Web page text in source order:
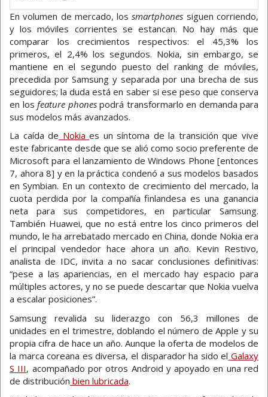
En volumen de mercado, lossmartphones siguen corriendo,
y los móviles corrientes se estancan. No hay más que
comparar los crecimientos respectivos: el 45,3% los
primeros, el 2,4% los segundos. Nokia, sin embargo, se
mantiene en el segundo puesto del ranking de móviles,
precedida por Samsung y separada por una brecha de sus
seguidores; la duda está en saber si ese peso que conserva
en los feature phonespodrá transformarlo en demanda para
sus modelos más avanzados.
La caída de Nokiaes un síntoma de la transición que vive
este fabricante desde que se alió como socio preferente de
Microsoft para el lanzamiento de Windows Phone [entonces
7, ahora 8] y en la práctica condenó a sus modelos basados
en Symbian. En un contexto de crecimiento del mercado, la
cuota perdida por la compañía finlandesa es una ganancia
neta para sus competidores, en particular Samsung.
También Huawei, que no está entre los cinco primeros del
mundo, le ha arrebatado mercado en China, donde Nokia era
el principal vendedor hace ahora un año. Kevin Restivo,
analista de IDC, invita a no sacar conclusiones definitivas:
“pese a las apariencias, en el mercado hay espacio para
múltiples actores, y no se puede descartar que Nokia vuelva
a escalar posiciones”.
Samsung revalida su liderazgo con 56,3 millones de
unidades en el trimestre, doblando el número de Apple y su
propia cifra de hace un año. Aunque la oferta de modelos de
la marca coreana es diversa, el disparador ha sido el Galaxy
S III, acompañado por otros Android y apoyado en una red
de distribución bien lubricada.